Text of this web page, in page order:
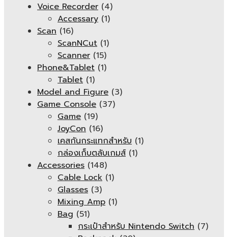
Voice Recorder (4)
Accessary (1)
Scan (16)
ScanNCut (1)
Scanner (15)
Phone&Tablet (1)
Tablet (1)
Model and Figure (3)
Game Console (37)
Game (19)
JoyCon (16)
เคสกันกระแทกสำหรับ (1)
กล่องเก็บตลับเกมส์ (1)
Accessories (148)
Cable Lock (1)
Glasses (3)
Mixing Amp (1)
Bag (51)
กระเป๋าสำหรับ Nintendo Switch (7)